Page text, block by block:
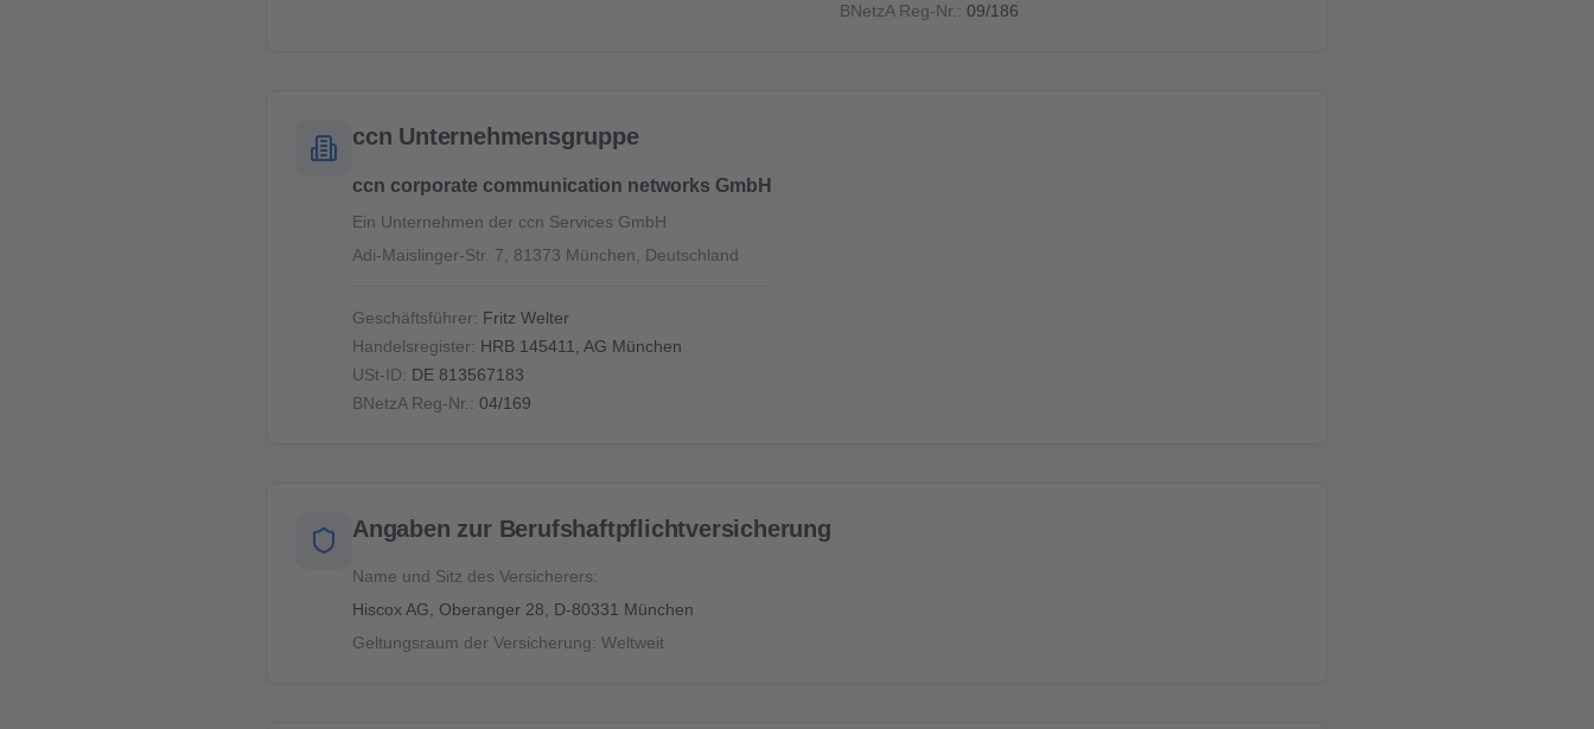
BNetzA Reg-Nr.: 09/186
ccn Unternehmensgruppe
ccn corporate communication networks GmbH
Ein Unternehmen der ccn Services GmbH
Adi-Maislinger-Str. 7, 81373 München, Deutschland
Geschäftsführer: Fritz Welter
Handelsregister: HRB 145411, AG München
USt-ID: DE 813567183
BNetzA Reg-Nr.: 04/169
Angaben zur Berufshaftpflichtversicherung
Name und Sitz des Versicherers:
Hiscox AG, Oberanger 28, D-80331 München
Geltungsraum der Versicherung: Weltweit